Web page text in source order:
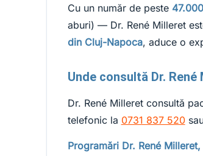
Cu un număr de peste
aburi) — Dr. René Milleret
din Cluj-Napoca, aduce o
Unde consultă Dr. René
Dr. René Milleret consultă
telefonic la 0731 837 520
Programări Dr. René